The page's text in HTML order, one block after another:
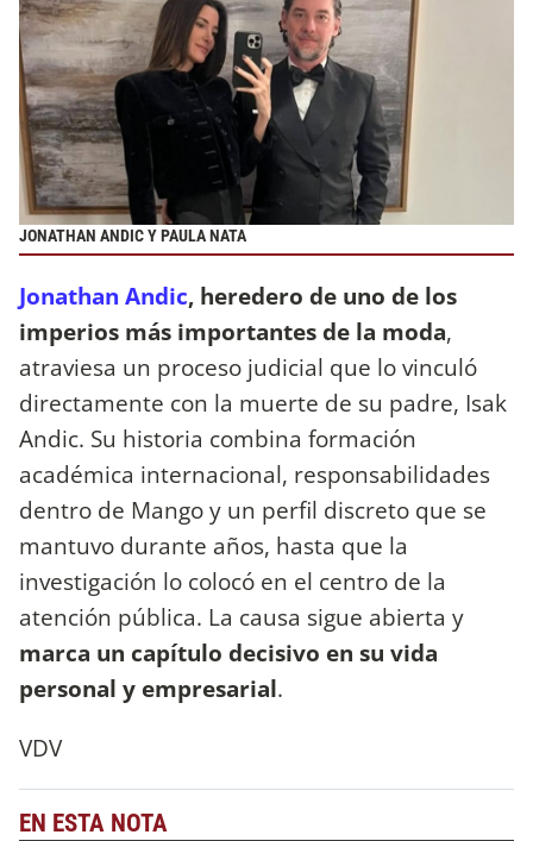
JONATHAN ANDIC Y PAULA NATA
Jonathan Andic, heredero de uno de los
imperios más importantes de la moda,
atraviesa un proceso judicial que lo vinculó
directamente con la muerte de su padre, Isak
Andic. Su historia combina formación
académica internacional, responsabilidades
dentro de Mango y un perfil discreto que se
mantuvo durante años, hasta que la
investigación lo colocó en el centro de la
atención pública. La causa sigue abierta y
marca un capítulo decisivo en su vida
personal y empresarial.
VDV
EN ESTA NOTA